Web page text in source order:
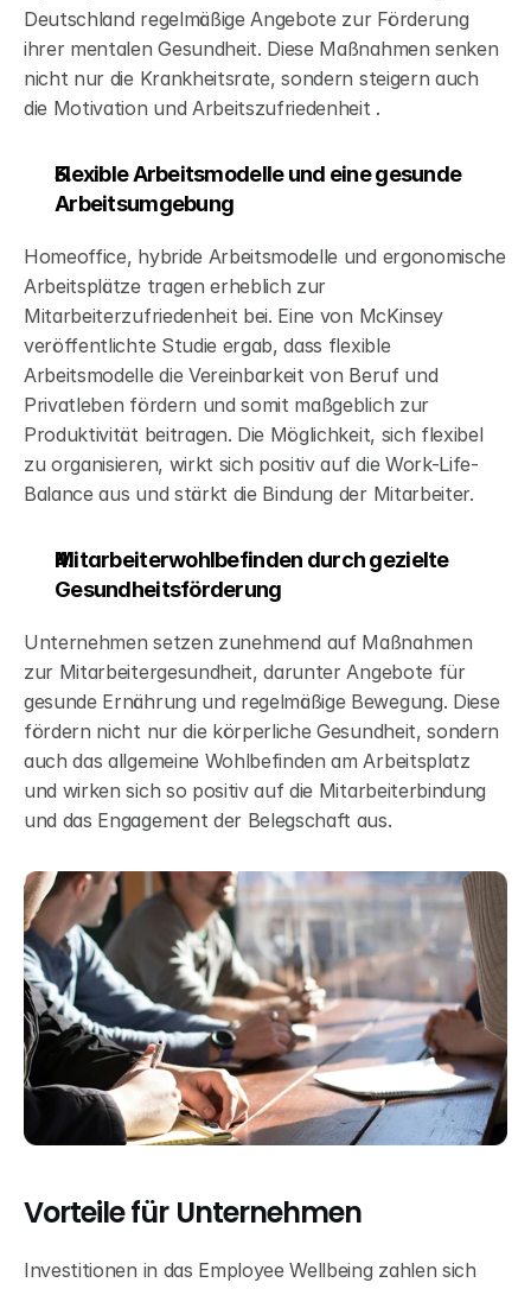
Deutschland regelmäßige Angebote zur Förderung
ihrer mentalen Gesundheit. Diese Maßnahmen senken
nicht nur die Krankheitsrate, sondern steigern auch
die Motivation und Arbeitszufriedenheit .
Flexible Arbeitsmodelle und eine gesunde
Arbeitsumgebung
Homeoffice, hybride Arbeitsmodelle und ergonomische
Arbeitsplätze tragen erheblich zur
Mitarbeiterzufriedenheit bei. Eine von McKinsey
veröffentlichte Studie ergab, dass flexible
Arbeitsmodelle die Vereinbarkeit von Beruf und
Privatleben fördern und somit maßgeblich zur
Produktivität beitragen. Die Möglichkeit, sich flexibel
zu organisieren, wirkt sich positiv auf die Work-Life-
Balance aus und stärkt die Bindung der Mitarbeiter.
Mitarbeiterwohlbefinden durch gezielte
Gesundheitsförderung
Unternehmen setzen zunehmend auf Maßnahmen
zur Mitarbeitergesundheit, darunter Angebote für
gesunde Ernährung und regelmäßige Bewegung. Diese
fördern nicht nur die körperliche Gesundheit, sondern
auch das allgemeine Wohlbefinden am Arbeitsplatz
und wirken sich so positiv auf die Mitarbeiterbindung
und das Engagement der Belegschaft aus.
Vorteile für Unternehmen
Investitionen in das Employee Wellbeing zahlen sich